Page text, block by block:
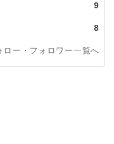
9
8
ロー・フォロワー一覧へ